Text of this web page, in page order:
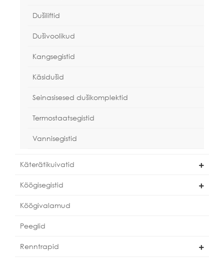
Dušiliftid
Dušivoolikud
Kangsegistid
Käsidušid
Seinasisesed dušikomplektid
Termostaatsegistid
Vannisegistid
Käterätikuivatid
Köögisegistid
Köögivalamud
Peeglid
Renntrapid